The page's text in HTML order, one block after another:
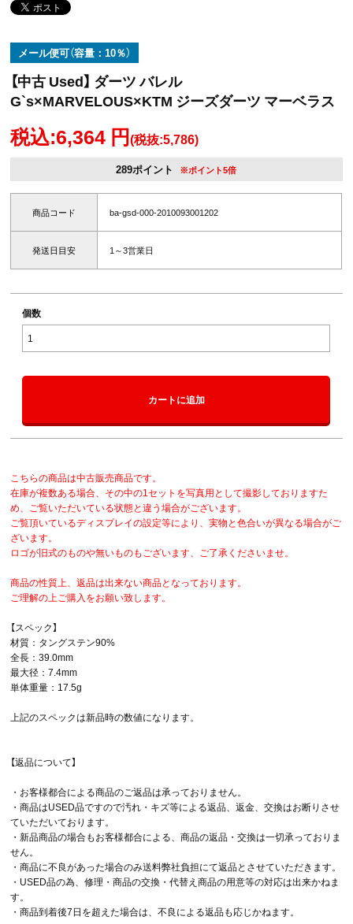
メール便可（容量：10％）
【中古 Used】 ダーツ バレル
G`s×MARVELOUS×KTM ジーズダーツ マーベラス
税込:6,364 円(税抜:5,786)
289ポイント ※ポイント5倍
商品コード ba-gsd-000-2010093001202
発送日目安 1～3営業日
個数
カートに追加
こちらの商品は中古販売商品です。
在庫が複数ある場合、その中の1セットを写真用として撮影しておりますた
め、ご覧いただいている状態と違う場合がございます。
ご覧頂いているディスプレイの設定等により、実物と色合いが異なる場合がご
ざいます。
ロゴが旧式のものや無いものもございます、ご了承くださいませ。
商品の性質上、返品は出来ない商品となっております。
ご理解の上ご購入をお願い致します。
【スペック】
材質：タングステン90%
全長：39.0mm
最大径：7.4mm
単体重量：17.5g
上記のスペックは新品時の数値になります。
【返品について】
・お客様都合による商品のご返品は承っておりません。
・商品はUSED品ですので汚れ・キズ等による返品、返金、交換はお断りさせ
ていただいております。
・新品商品の場合もお客様都合による、商品の返品・交換は一切承っておりま
せん。
・商品に不良があった場合のみ送料弊社負担にて返品とさせていただきます。
・USED品の為、修理・商品の交換・代替え商品の用意等の対応は出来かねま
す。
・商品到着後7日を超えた場合は、不良による返品も応じかねます。